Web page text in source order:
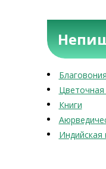
Благовония
Цветочная
Книги
Индийская